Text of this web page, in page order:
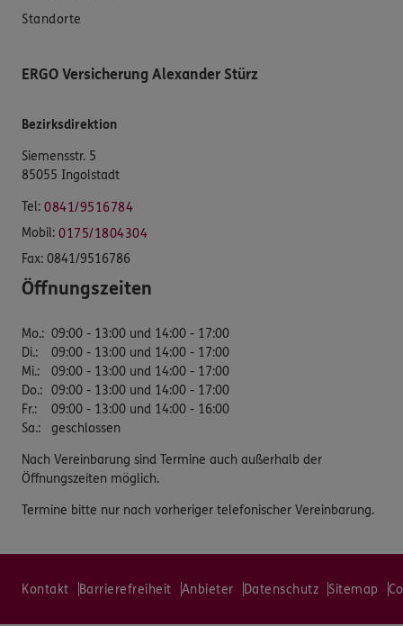
Standorte
ERGO Versicherung Alexander Stürz
Bezirksdirektion
Siemensstr. 5
85055 Ingolstadt
Tel: 0841/9516784
Mobil: 0175/1804304
Fax: 0841/9516786
Öffnungszeiten
Mo.: 09:00 - 13:00 und 14:00 - 17:00
Di.:
09:00 - 13:00 und 14:00 - 17:00
Mi.:
09:00 - 13:00 und 14:00 - 17:00
Do.: 09:00 - 13:00 und 14:00 - 17:00
Fr.:
09:00 - 13:00 und 14:00 - 16:00
Sa.: geschlossen
Nach Vereinbarung sind Termine auch außerhalb der
Öffnungszeiten möglich.
Termine bitte nur nach vorheriger telefonischer Vereinbarung.
Kontakt Barrierefreiheit Anbieter Datenschutz Sitemap